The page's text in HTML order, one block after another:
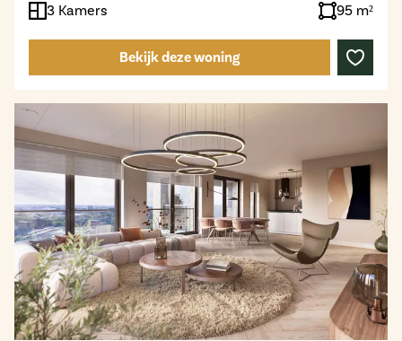
3 Kamers 95 m²
Bekijk deze woning